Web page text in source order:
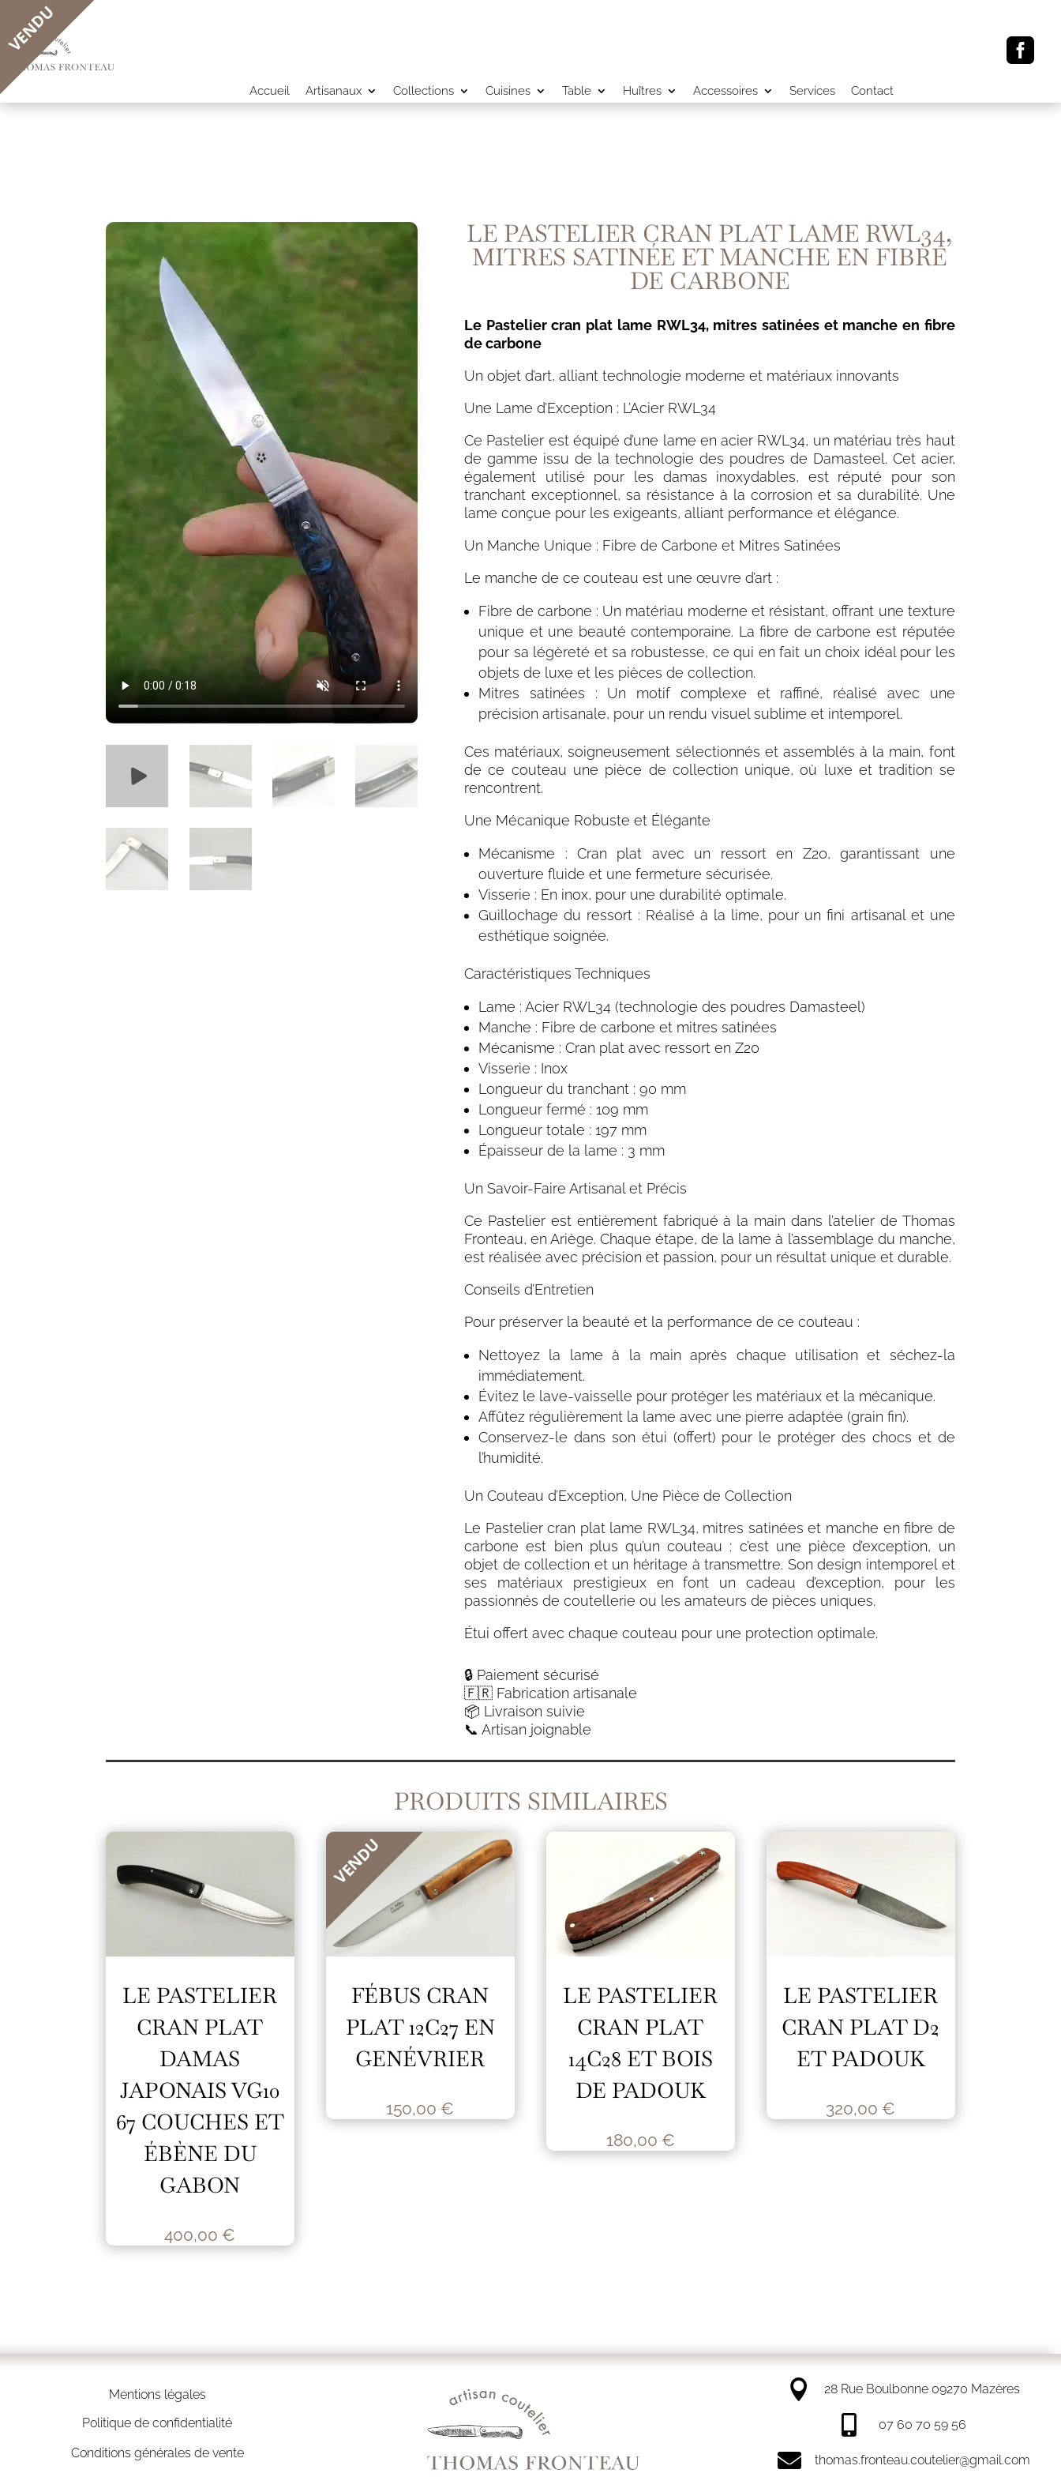
Accueil Artisanaux Collections Cuisines Table Huîtres Accessoires Services Contact

VENDU
LE PASTELIER CRAN PLAT LAME RWL34,
MITRES SATINÉE ET MANCHE EN FIBRE
DE CARBONE
Le Pastelier cran plat lame RWL34, mitres satinéeset manche en fibre
de carbone
Un objet d’art, alliant technologie moderne et matériaux innovants
Une Lame d’Exception : L’Acier RWL34
Ce Pastelier est équipé d’une lame en acier RWL34, un matériau très haut
de gamme issu de la technologie des poudres de Damasteel. Cet acier,
également utilisé pour les damas inoxydables, est réputé pour son
tranchant exceptionnel, sa résistance à la corrosion et sa durabilité. Une
lame conçue pour les exigeants, alliant performance et élégance.
Un Manche Unique : Fibre de Carbone et Mitres Satinées
Le manche de ce couteau est une œuvre d’art :
Fibre de carbone : Un matériau moderne et résistant, offrant une texture
unique et une beauté contemporaine. La fibre de carbone est réputée
pour sa légèreté et sa robustesse, ce qui en fait un choix idéal pour les
objets de luxe et les pièces de collection.
Mitres satinées : Un motif complexe et raffiné, réalisé avec une
précision artisanale, pour un rendu visuel sublime et intemporel.
Ces matériaux, soigneusement sélectionnés et assemblés à la main, font
de ce couteau une pièce de collection unique, où luxe et tradition se
rencontrent.
Une Mécanique Robuste et Élégante
Mécanisme : Cran plat avec un ressort en Z20, garantissant une
ouverture fluide et une fermeture sécurisée.
Visserie : En inox, pour une durabilité optimale.
Guillochage du ressort : Réalisé à la lime, pour un fini artisanal et une
esthétique soignée.
Caractéristiques Techniques
Lame : Acier RWL34 (technologie des poudres Damasteel)
Manche : Fibre de carbone et mitres satinées
Mécanisme : Cran plat avec ressort en Z20
Visserie : Inox
Longueur du tranchant : 90 mm
Longueur fermé : 109 mm
Longueur totale : 197 mm
Épaisseur de la lame : 3 mm
Un Savoir-Faire Artisanal et Précis
Ce Pastelier est entièrement fabriqué à la main dans l’atelier de Thomas
Fronteau, en Ariège. Chaque étape, de la lame à l’assemblage du manche,
est réalisée avec précision et passion, pour un résultat unique et durable.
Conseils d’Entretien
Pour préserver la beauté et la performance de ce couteau :
Nettoyez la lame à la main après chaque utilisation et séchez-la
immédiatement.
Évitez le lave-vaisselle pour protéger les matériaux et la mécanique.
Affûtez régulièrement la lame avec une pierre adaptée (grain fin).
Conservez-le dans son étui (offert) pour le protéger des chocs et de
l’humidité.
Un Couteau d’Exception, Une Pièce de Collection
Le Pastelier cran plat lame RWL34, mitres satinées et manche en fibre de
carbone est bien plus qu’un couteau : c’est une pièce d’exception, un
objet de collection et un héritage à transmettre. Son design intemporel et
ses matériaux prestigieux en font un cadeau d’exception, pour les
passionnés de coutellerie ou les amateurs de pièces uniques.
Étui offert avec chaque couteau pour une protection optimale.
🔒 Paiement sécurisé
🇫🇷 Fabrication artisanale
📦 Livraison suivie
📞 Artisan joignable
PRODUITS SIMILAIRES
LE PASTELIER
CRAN PLAT
DAMAS
JAPONAIS VG10
67 COUCHES ET
ÉBÈNE DU
GABON
400,00 €
VENDU
FÉBUS CRAN
PLAT 12C27 EN
GENÉVRIER
150,00 €
LE PASTELIER
CRAN PLAT
14C28 ET BOIS
DE PADOUK
180,00 €
LE PASTELIER
CRAN PLAT D2
ET PADOUK
320,00 €
Mentions légales
Politique de confidentialité
Conditions générales de vente
 28 Rue Boulbonne 09270 Mazères
 07 60 70 59 56
 thomas.fronteau.coutelier@gmail.com